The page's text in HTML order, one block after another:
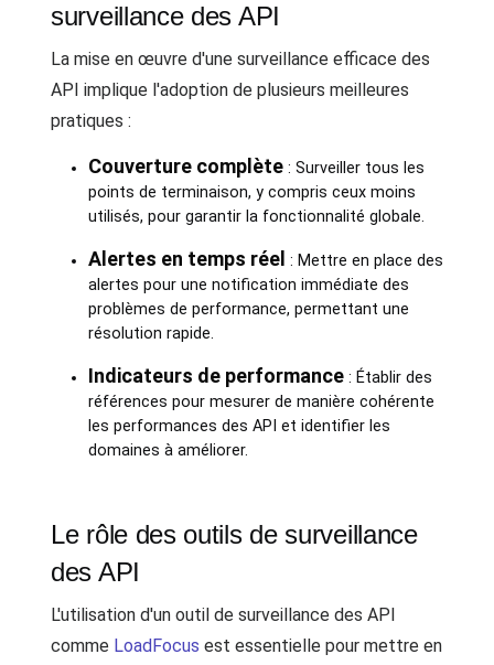
surveillance des API
La mise en œuvre d'une surveillance efficace des
API implique l'adoption de plusieurs meilleures
pratiques :
Couverture complète: Surveiller tous les
points de terminaison, y compris ceux moins
utilisés, pour garantir la fonctionnalité globale.
Alertes en temps réel : Mettre en place des
alertes pour une notification immédiate des
problèmes de performance, permettant une
résolution rapide.
Indicateurs de performance: Établir des
références pour mesurer de manière cohérente
les performances des API et identifier les
domaines à améliorer.
Le rôle des outils de surveillance
des API
L'utilisation d'un outil de surveillance des API
comme LoadFocus est essentielle pour mettre en